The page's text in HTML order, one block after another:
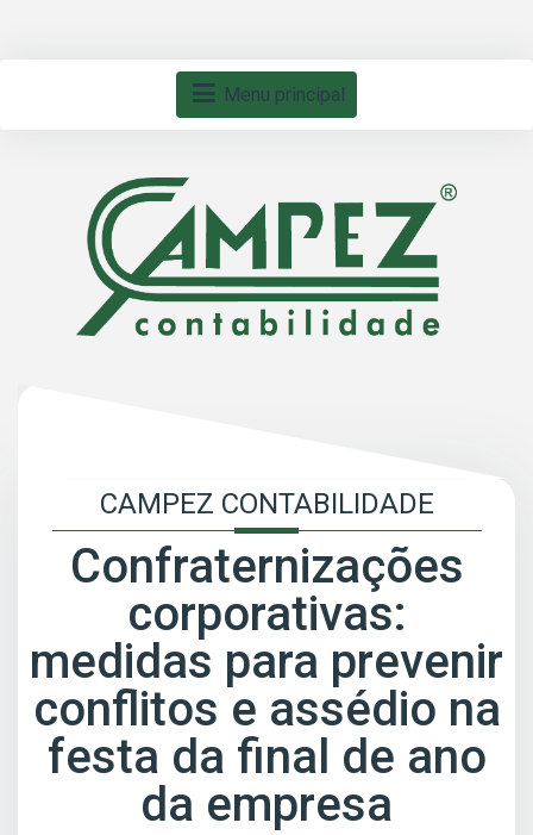
Menu principal
CAMPEZ CONTABILIDADE
Confraternizações
corporativas:
medidas para prevenir
conflitos e assédio na
festa da final de ano
da empresa